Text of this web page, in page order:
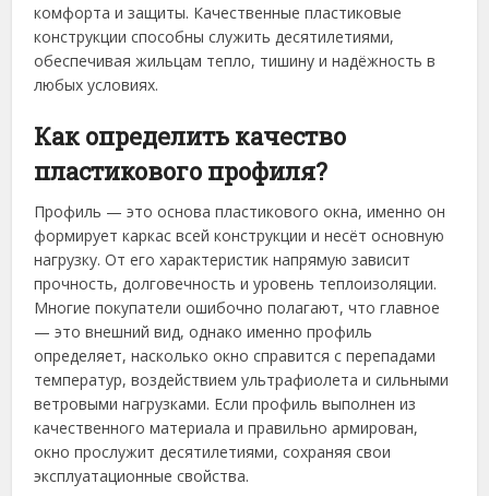
комфорта и защиты. Качественные пластиковые
конструкции способны служить десятилетиями,
обеспечивая жильцам тепло, тишину и надёжность в
любых условиях.
Как определить качество
пластикового профиля?
Профиль — это основа пластикового окна, именно он
формирует каркас всей конструкции и несёт основную
нагрузку. От его характеристик напрямую зависит
прочность, долговечность и уровень теплоизоляции.
Многие покупатели ошибочно полагают, что главное
— это внешний вид, однако именно профиль
определяет, насколько окно справится с перепадами
температур, воздействием ультрафиолета и сильными
ветровыми нагрузками. Если профиль выполнен из
качественного материала и правильно армирован,
окно прослужит десятилетиями, сохраняя свои
эксплуатационные свойства.